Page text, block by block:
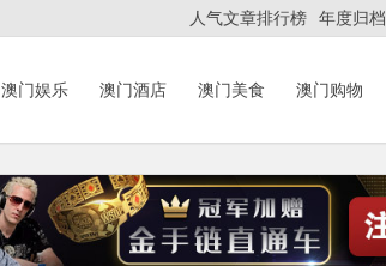
人气文章排行榜 年度归档
澳门娱乐 澳门酒店 澳门美食 澳门购物